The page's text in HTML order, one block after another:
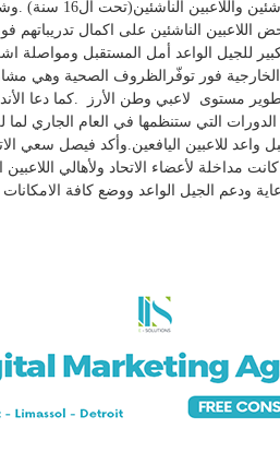
اعضاء الاتحاد مع اهالي
الناشئين على اكمال تدريباتهم
الكبير للجيل الواعد أمل المستقبل ومواصلة
الخارجية فور توفّرالظروف الصحية وهي
مستوى لاعبي وطن الأرز .كما دعا
الدورات التي ستنظمها في العام الجاري
للاعبين اليافعين.وأكد فيصل سعي
مداخلة لأعضاء الاتحاد ولأهالي
ودعم الجيل الواعد ووضع كافة